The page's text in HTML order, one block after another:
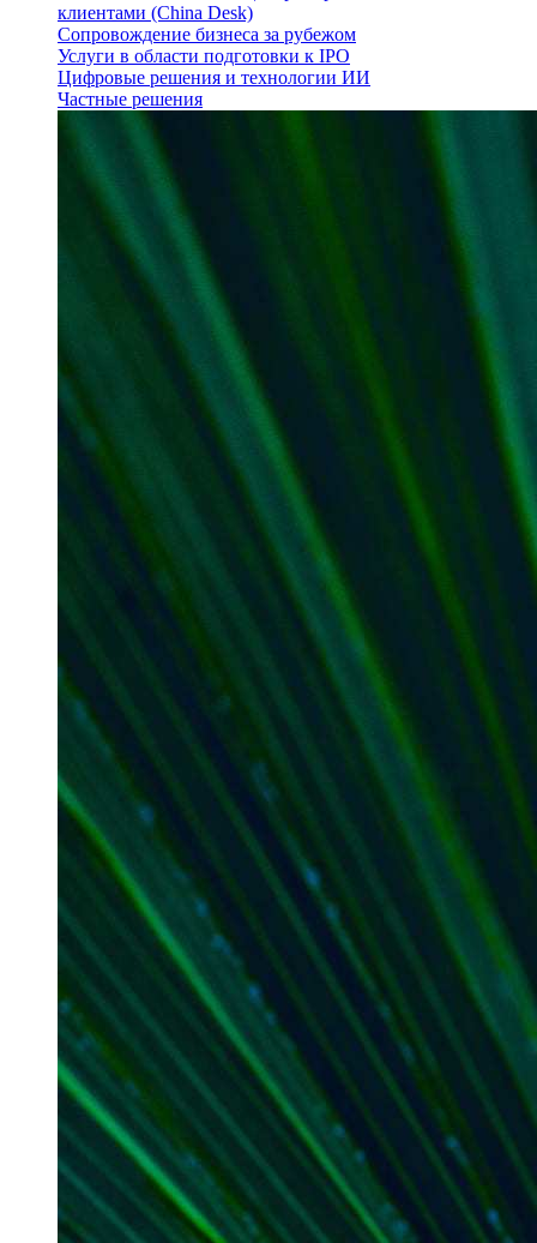
клиентами (China Desk)
Сопровождение бизнеса за рубежом
Услуги в области подготовки к IPO
Цифровые решения и технологии ИИ
Частные решения